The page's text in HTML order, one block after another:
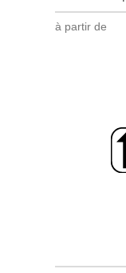
à partir de